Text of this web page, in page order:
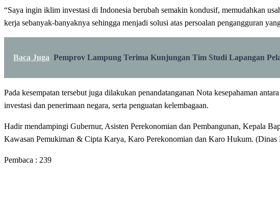
“Saya ingin iklim investasi di Indonesia berubah semakin kondusif, memudahkan
kerja sebanyak-banyaknya sehingga menjadi solusi atas persoalan pengangguran
Baca Juga Pemprov Lampung Terima Kunjungan Tim Studi Lapangan
Pada kesempatan tersebut juga dilakukan penandatanganan Nota kesepahaman
investasi dan penerimaan negara, serta penguatan kelembagaan.
Hadir mendampingi Gubernur, Asisten Perekonomian dan Pembangunan, Kepala
Kawasan Pemukiman & Cipta Karya, Karo Perekonomian dan Karo Hukum.
Pembaca : 239